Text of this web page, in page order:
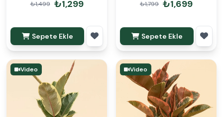
₺1,499 ₺1,299
Sepete Ekle
₺1,799 ₺1,699
Sepete Ekle
Video Video